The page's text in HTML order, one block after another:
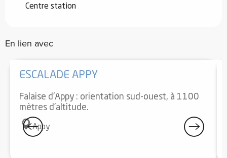
Centre station
En lien avec
ESCALADE APPY
Falaise d'Appy : orientation sud-ouest, à 1100
mètres d'altitude.
Appy